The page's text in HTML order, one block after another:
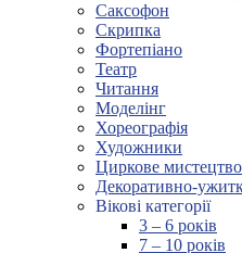
Саксофон
Скрипка
Фортепіано
Театр
Читання
Моделінг
Хореографія
Художники
Циркове мистецтво
Декоративно-
Вікові категорії
3 – 6 років
7 – 10 років